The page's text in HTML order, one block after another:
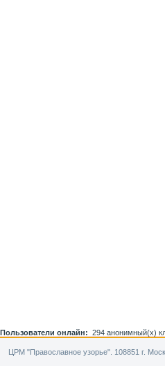
Пользователи онлайн: 294 анонимный(х)
ЦРМ "Православное узорье". 108851 г.